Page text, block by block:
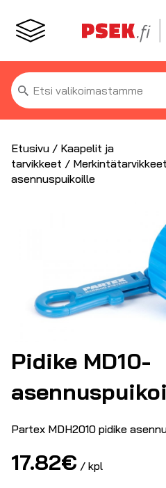
Etsi:
Etusivu / Kaapelit ja
tarvikkeet / Merkintätarvikkeet
asennuspuikoille
Pidike MD10-
Partex MDH2010 pidike
17.82€ / kpl